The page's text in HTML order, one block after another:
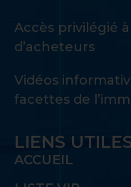
Accès privilégié
d’acheteurs
Vidéos
facettes de
LIENS
ACCUEIL